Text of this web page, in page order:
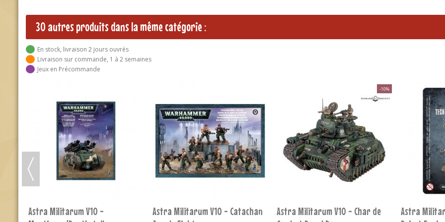
30 autres produits dans la même catégorie :
En stock, livraison 2 jours ouvrés
Livraison sur commande, 1 à 2 semaines
Jeux en Précommande
RUPTURE DE STOCK
Astra Militarum V10 - Psyker
26,00 €
RUPTURE
Astra Militarum V10 -
Améliorations Cadiennes
25,20 €28,00 €
AJOUTER AU PANIER
-10%
Astra Militarum V10 - Seigneur
Solaire Leontus
46,13 €51,25 €
AJOUTER AU PANIER
Astra
de Gaunt
62,50 €